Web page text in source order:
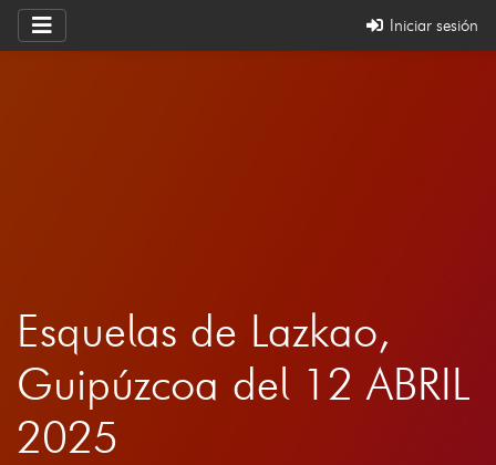
Iniciar sesión
Esquelas de Lazkao,
Guipúzcoa del 12 ABRIL
2025